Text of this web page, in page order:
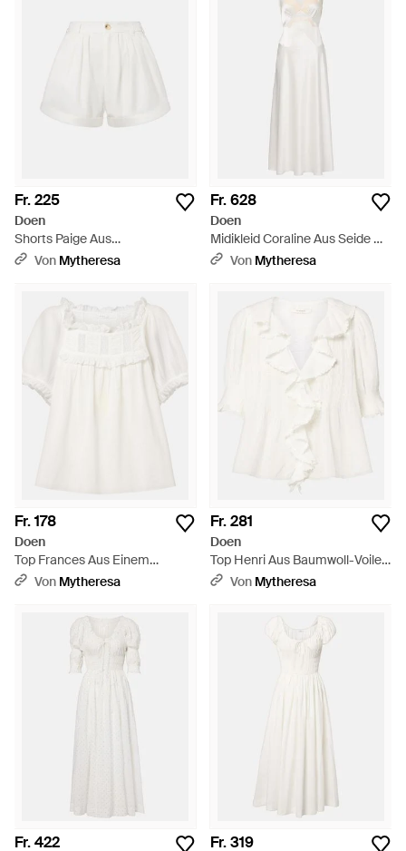
Fr. 225
Doen
Shorts Paige Aus
Baumwollpopeline - Weiß
Von Mytheresa
Fr. 628
Doen
Midikleid Coraline Aus Seide Mit
Spitze - Weiß
Von Mytheresa
Fr. 178
Doen
Top Frances Aus Einem
Baumwollgemisch - Weiß
Von Mytheresa
Fr. 281
Doen
Top Henri Aus Baumwoll-Voile -
WeißVon Mytheresa
Fr. 422 Fr. 319